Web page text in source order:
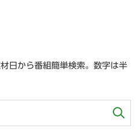
日から番組簡単検索。数字は半